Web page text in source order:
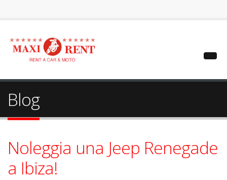
Blog
Noleggia una Jeep Renegade
a Ibiza!